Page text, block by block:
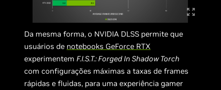
Da mesma forma, o NVIDIA DLSS permite que
usuários de notebooks GeForce RTX
experimentem F.I.S.T.: Forged In Shadow Torch
com configurações máximas a taxas de frames
rápidas e fluidas, para uma experiência gamer